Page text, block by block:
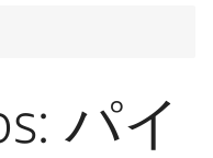
パイ